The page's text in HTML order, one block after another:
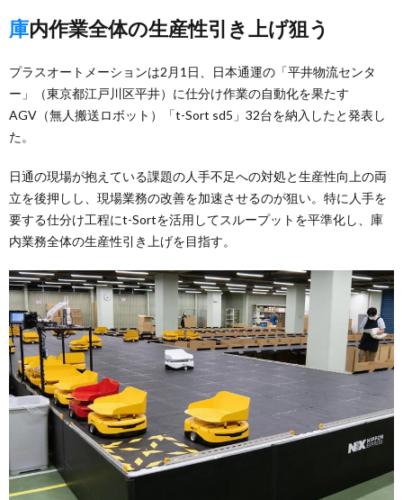
庫内作業全体の生産性引き上げ狙う
プラスオートメーションは2月1日、日本通運の「平井物流センタ
ー」（東京都江戸川区平井）に仕分け作業の自動化を果たす
AGV（無人搬送ロボット）「t-Sort sd5」32台を納入したと発表し
た。
日通の現場が抱えている課題の人手不足への対処と生産性向上の両
立を後押しし、現場業務の改善を加速させるのが狙い。特に人手を
要する仕分け工程にt-Sortを活用してスループットを平準化し、庫
内業務全体の生産性引き上げを目指す。